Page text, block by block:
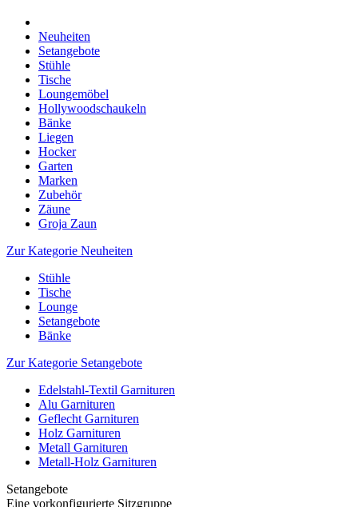
Neuheiten
Setangebote
Stühle
Tische
Loungemöbel
Hollywoodschaukeln
Bänke
Liegen
Hocker
Garten
Marken
Zubehör
Zäune
Groja Zaun
Zur Kategorie Neuheiten
Stühle
Tische
Lounge
Setangebote
Bänke
Zur Kategorie Setangebote
Edelstahl-Textil Garnituren
Alu Garnituren
Geflecht Garnituren
Holz Garnituren
Metall Garnituren
Metall-Holz Garnituren
Setangebote
Eine vorkonfigurierte Sitzgruppe